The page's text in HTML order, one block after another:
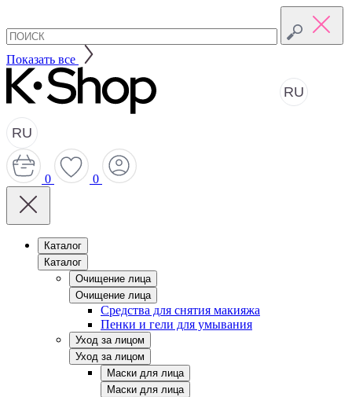
Показать все
RU
RU
0 0
Каталог
Каталог
Очищение лица
Очищение лица
Средства для снятия макияжа
Пенки и гели для умывания
Уход за лицом
Уход за лицом
Маски для лица
Маски для лица